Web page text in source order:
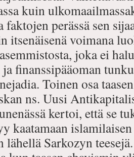
kuin
faktojen perässä sen
itsenäisenä voimana
joka ei
finanssipääoman
Toinen osa
ns. Uusi
kertoi, että se
kaatamaan
Sarkozyn